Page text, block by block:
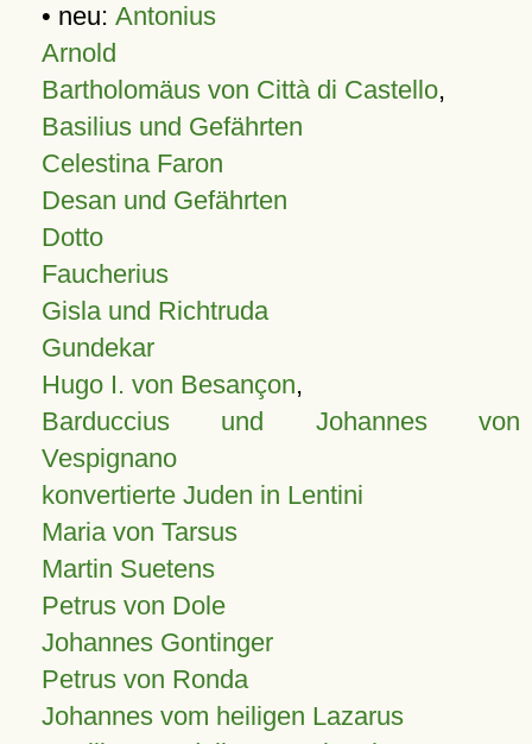
• neu: Antonius
Arnold
Bartholomäus von Città di Castello,
Basilius und Gefährten
Celestina Faron
Desan und Gefährten
Dotto
Faucherius
Gisla und Richtruda
Gundekar
Hugo I. von Besançon,
Barduccius und Johannes von
Vespignano
konvertierte Juden in Lentini
Maria von Tarsus
Martin Suetens
Petrus von Dole
Johannes Gontinger
Petrus von Ronda
Johannes vom heiligen Lazarus